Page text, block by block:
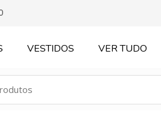
VESTIDOS VER TUDO